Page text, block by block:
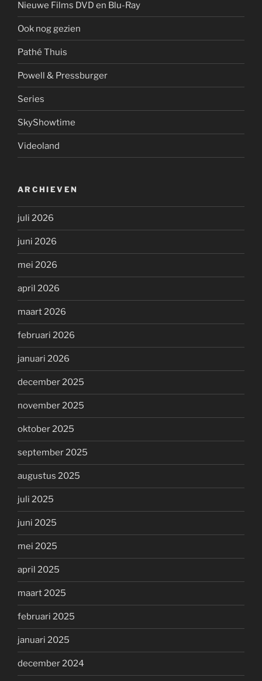
Nieuwe Films DVD en Blu-Ray
Ook nog gezien
Pathé Thuis
Powell & Pressburger
Series
SkyShowtime
Videoland
ARCHIEVEN
juli 2026
juni 2026
mei 2026
april 2026
maart 2026
februari 2026
januari 2026
december 2025
november 2025
oktober 2025
september 2025
augustus 2025
juli 2025
juni 2025
mei 2025
april 2025
maart 2025
februari 2025
januari 2025
december 2024